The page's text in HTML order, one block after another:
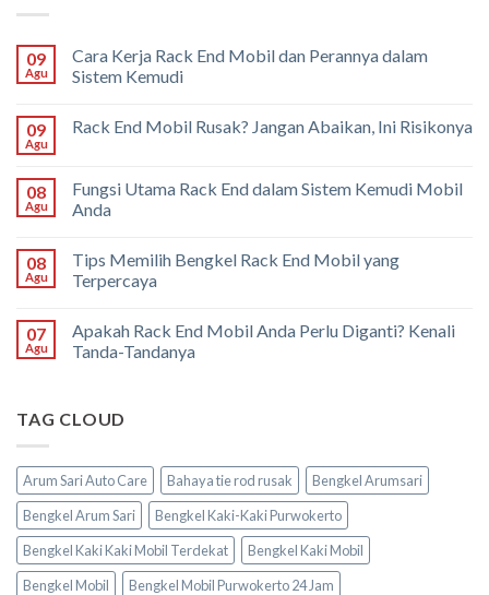
09
Agu
Cara Kerja Rack End Mobil dan Perannya dalam
Sistem Kemudi
09
Agu
Rack End Mobil Rusak? Jangan Abaikan, Ini Risikonya
08
Agu
Fungsi Utama Rack End dalam Sistem Kemudi Mobil
Anda
08
Agu
Tips Memilih Bengkel Rack End Mobil yang
Terpercaya
07
Agu
Apakah Rack End Mobil Anda Perlu Diganti? Kenali
Tanda-Tandanya
TAG CLOUD
Arum Sari Auto Care Bahaya tie rod rusak
Bengkel Arumsari
Bengkel Arum Sari
Bengkel Kaki-Kaki Purwokerto
Bengkel Kaki Kaki Mobil Terdekat
Bengkel Kaki Mobil
Bengkel Mobil
Bengkel Mobil Purwokerto 24 Jam